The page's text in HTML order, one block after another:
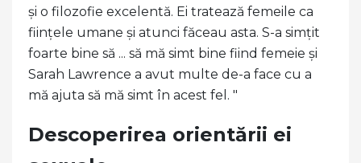
și o filozofie excelentă. Ei tratează femeile ca
ființele umane și atunci făceau asta. S-a simțit
foarte bine să ... să mă simt bine fiind femeie și
Sarah Lawrence a avut multe de-a face cu a
mă ajuta să mă simt în acest fel. "
Descoperirea orientării ei